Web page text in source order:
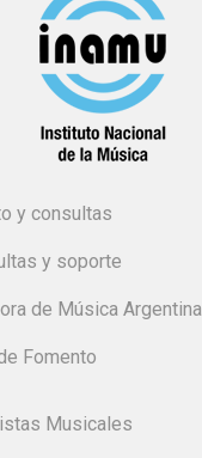
y consultas
y soporte
de Música Argentina
Fomento
Musicales